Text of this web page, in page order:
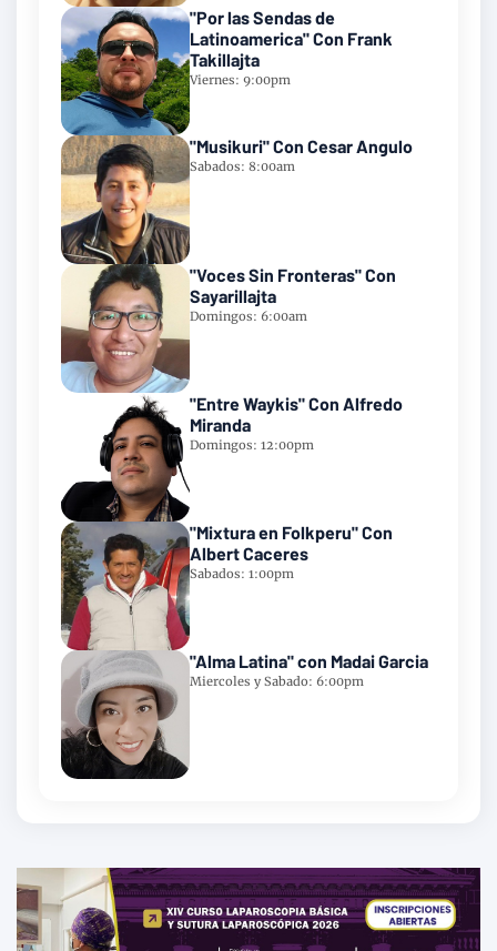
"Por las Sendas de
Latinoamerica" Con Frank
Takillajta
Viernes: 9:00pm
"Musikuri" Con Cesar Angulo
Sabados: 8:00am
"Voces Sin Fronteras" Con
Sayarillajta
Domingos: 6:00am
"Entre Waykis" Con Alfredo
Miranda
Domingos: 12:00pm
"Mixtura en Folkperu" Con
Albert Caceres
Sabados: 1:00pm
"Alma Latina" con Madai Garcia
Miercoles y Sabado: 6:00pm